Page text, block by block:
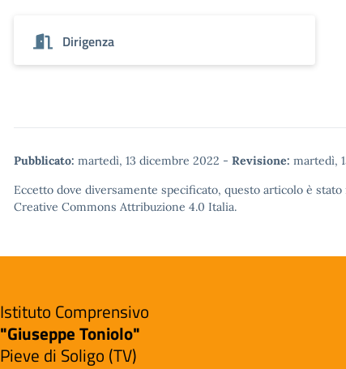
Dirigenza
Pubblicato: martedì, 13 dicembre 2022 - Revisione: martedì,
Eccetto dove diversamente specificato, questo articolo è
Creative Commons Attribuzione 4.0 Italia.
Istituto Comprensivo
"Giuseppe Toniolo"
Pieve di Soligo (TV)